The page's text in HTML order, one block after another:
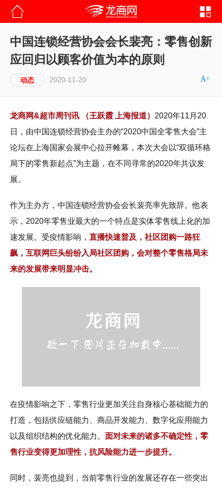
中国连锁经营协会会长裴亮：零售创新
应回归以顾客价值为本的原则
动态 2020-11-20
龙商网&超市周刊讯 （王跃霞 上海报道） 2020年11月20
日，由中国连锁经营协会主办的“2020中国全零售大会”主
论坛在上海国家会展中心拉开帷幕，本次大会以“双循环格
局下的零售新起点”为主题，在不同寻常的2020年共议发
展。
作为主办方，中国连锁经营协会会长裴亮率先致辞。他表
示，2020年零售业最大的一个特点是实体零售线上化的加
速发展。受疫情影响， 直播快速普及，社区团购一路狂
飙，互联网巨头纷纷入局社区团购，会对整个零售格局未
来的发展带来明显冲击。
在疫情影响之下，零售行业更加关注自身核心基础能力的
打造，包括供应链能力、商品开发能力、数字化应用能力
以及组织结构的优化能力。 面对未来的诸多不确定性，零
售行业变得更加理性，抗风险能力进一步提升。
同时，裴亮也提到，当前零售行业的发展还存在一些突出